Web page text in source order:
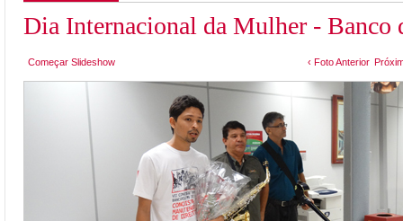
Dia Internacional da Mulher - Banco
Começar Slideshow ‹ Foto Anterior